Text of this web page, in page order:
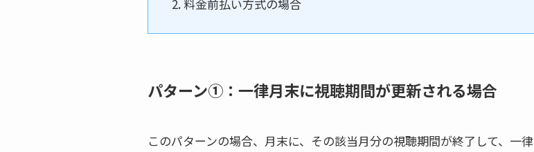
料金前払い方式の場合
パターン①：一律月末に視聴期間が更新される場合
このパターンの場合、月末に、その該当月分の視聴期間が終了して、一律